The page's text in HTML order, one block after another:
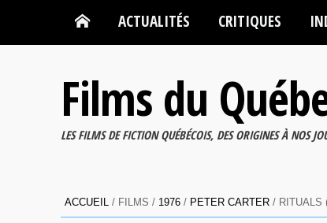
ACTUALITÉS CRITIQUES
Films du
LES FILMS DE FICTION QUÉBÉCOIS, DES ORIGINES À NOS
ACCUEIL / FILMS / 1976 / PETER CARTER / RITUALS